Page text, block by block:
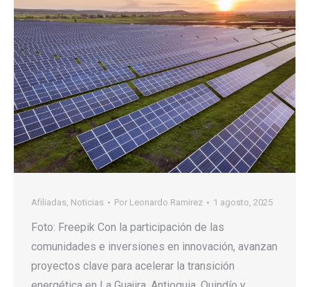
Afiliadas, Noticias Por Leonardo Ramirez 1 agosto, 2025
Foto: Freepik Con la participación de las
comunidades e inversiones en innovación, avanzan
proyectos clave para acelerar la transición